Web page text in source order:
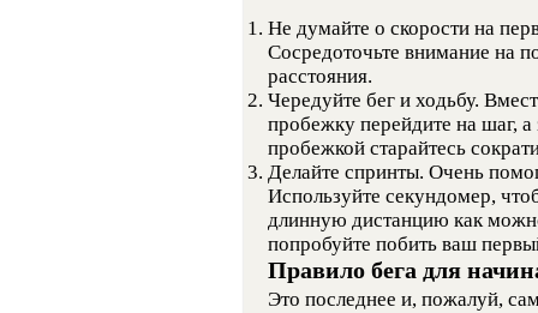
Не думайте о скорости на
Сосредоточьте внимание на
расстояния.
Чередуйте бег и ходьбу.
пробежку перейдите на шаг,
пробежкой старайтесь
Делайте спринты. Очень
Используйте секундомер,
длинную дистанцию как
попробуйте побить ваш
Правило бега для
Это последнее и, пожалуй,